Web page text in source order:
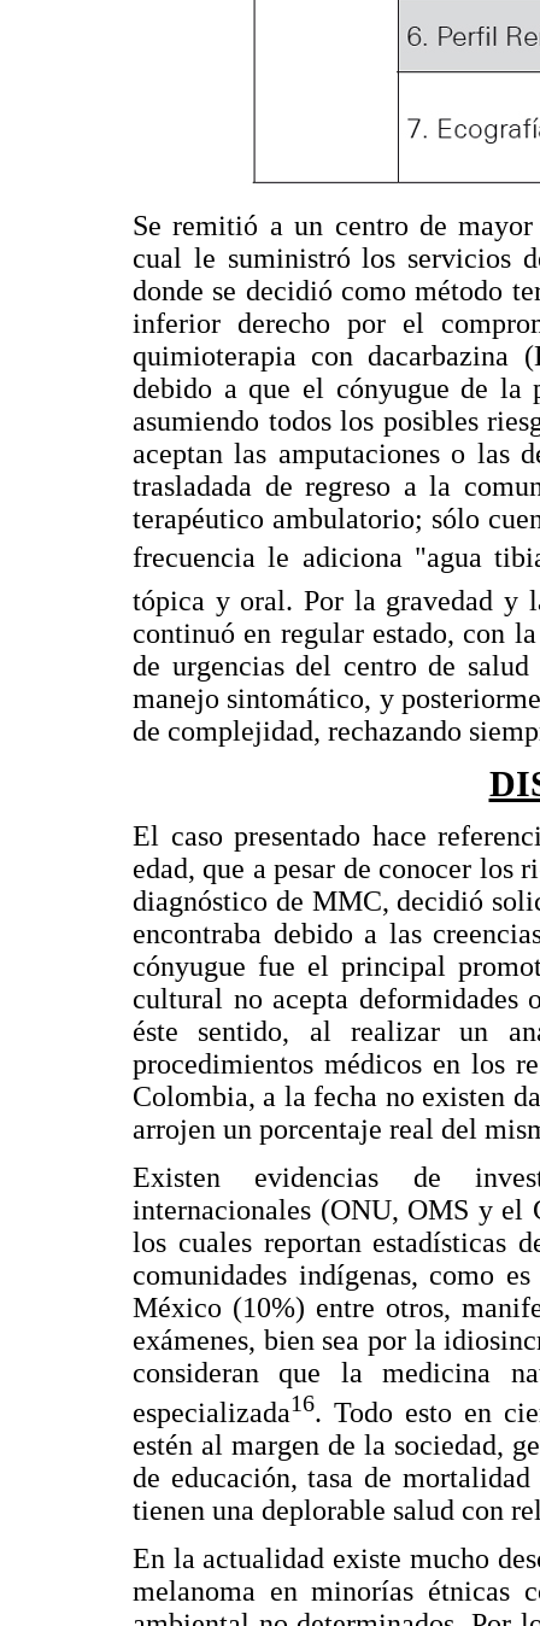
Se remitió a un centro de
cual le suministró los servicios
donde se decidió como método
inferior derecho por el
quimioterapia con
debido a que el cónyugue de la
asumiendo todos los posibles
aceptan las amputaciones o las
trasladada de regreso a la
terapéutico ambulatorio; sólo
frecuencia le adiciona "agua
tópica y oral. Por la gravedad y
continuó en regular estado, con
de urgencias del centro de
manejo sintomático, y
de complejidad, rechazando
El caso presentado hace
edad, que a pesar de conocer los
diagnóstico de MMC, decidió
encontraba debido a las
cónyugue fue el principal
cultural no acepta deformidades
éste sentido, al realizar un
procedimientos médicos en los
Colombia, a la fecha no existen
arrojen un porcentaje real del
Existen evidencias de
internacionales (ONU, OMS y el
los cuales reportan estadísticas
comunidades indígenas, como
México (10%) entre otros,
exámenes, bien sea por la
consideran que la medicina
especializada16. Todo esto en
estén al margen de la sociedad,
de educación, tasa de
tienen una deplorable salud con
En la actualidad existe mucho
melanoma en minorías étnicas